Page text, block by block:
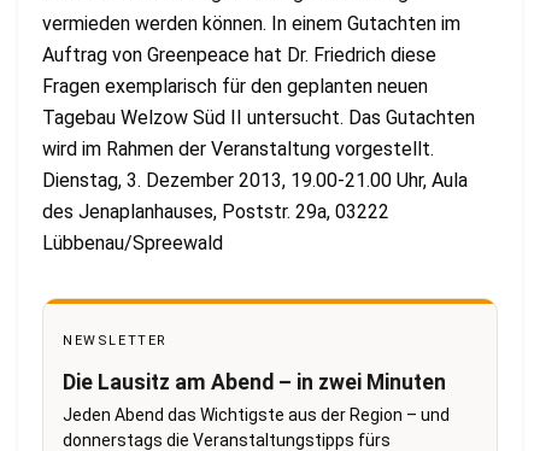
vermieden werden können. In einem Gutachten im
Auftrag von Greenpeace hat Dr. Friedrich diese
Fragen exemplarisch für den geplanten neuen
Tagebau Welzow Süd II untersucht. Das Gutachten
wird im Rahmen der Veranstaltung vorgestellt.
Dienstag, 3. Dezember 2013, 19.00-21.00 Uhr, Aula
des Jenaplanhauses, Poststr. 29a, 03222
Lübbenau/Spreewald
NEWSLETTER
Die Lausitz am Abend – in zwei Minuten
Jeden Abend das Wichtigste aus der Region – und
donnerstags die Veranstaltungstipps fürs